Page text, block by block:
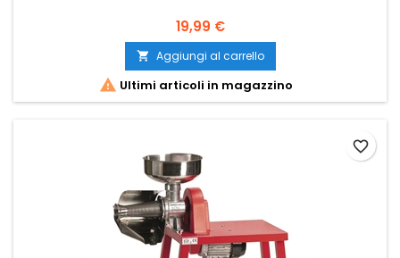
Prezzo
19,99 €
 Aggiungi al carrello
 Ultimi articoli in magazzino
favorite_border